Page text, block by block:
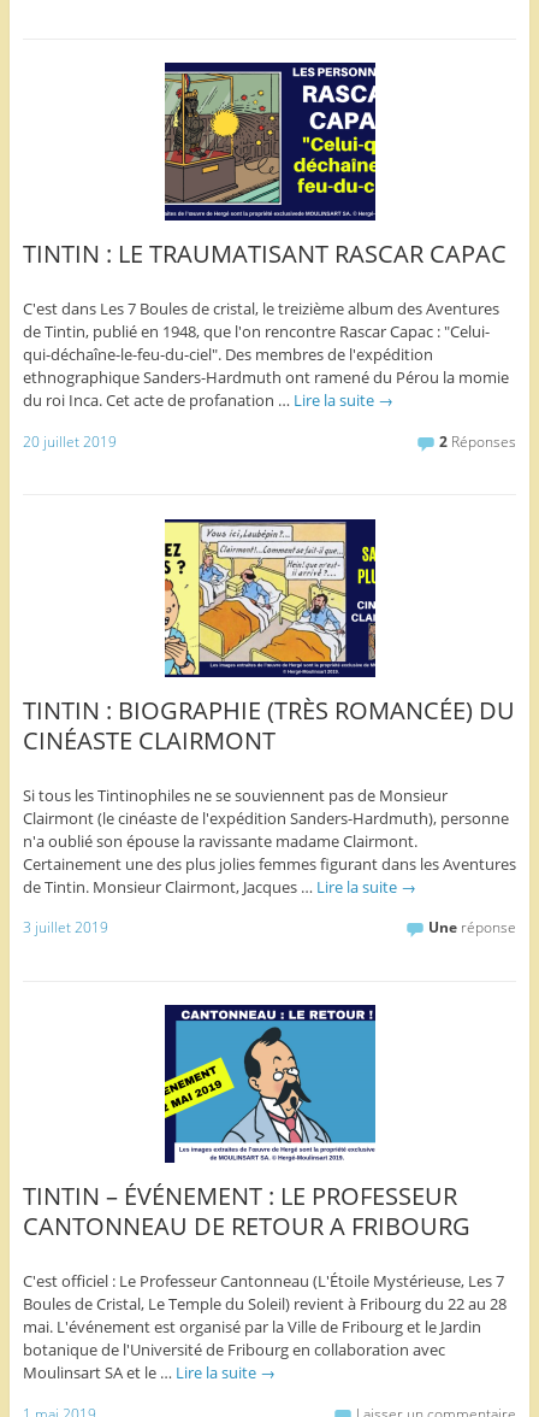
TINTIN : LE TRAUMATISANT RASCAR CAPAC
C'est dans Les 7 Boules de cristal, le treizième album des Aventures
de Tintin, publié en 1948, que l'on rencontre Rascar Capac : "Celui-
qui-déchaîne-le-feu-du-ciel". Des membres de l'expédition
ethnographique Sanders-Hardmuth ont ramené du Pérou la momie
du roi Inca. Cet acte de profanation … Lire la suite →
20 juillet 2019 2 Réponses
TINTIN : BIOGRAPHIE (TRÈS ROMANCÉE) DU
CINÉASTE CLAIRMONT
Si tous les Tintinophiles ne se souviennent pas de Monsieur
Clairmont (le cinéaste de l'expédition Sanders-Hardmuth), personne
n'a oublié son épouse la ravissante madame Clairmont.
Certainement une des plus jolies femmes figurant dans les Aventures
de Tintin. Monsieur Clairmont, Jacques … Lire la suite →
3 juillet 2019 Une réponse
TINTIN – ÉVÉNEMENT : LE PROFESSEUR
CANTONNEAU DE RETOUR A FRIBOURG
C'est officiel : Le Professeur Cantonneau (L'Étoile Mystérieuse, Les 7
Boules de Cristal, Le Temple du Soleil) revient à Fribourg du 22 au 28
mai. L'événement est organisé par la Ville de Fribourg et le Jardin
botanique de l'Université de Fribourg en collaboration avec
Moulinsart SA et le … Lire la suite →